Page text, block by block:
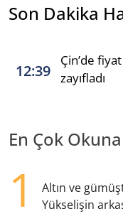
Son Dakika
12:39
Çin’de
zayıfladı
En Çok
1
Altın ve
Yükselişin